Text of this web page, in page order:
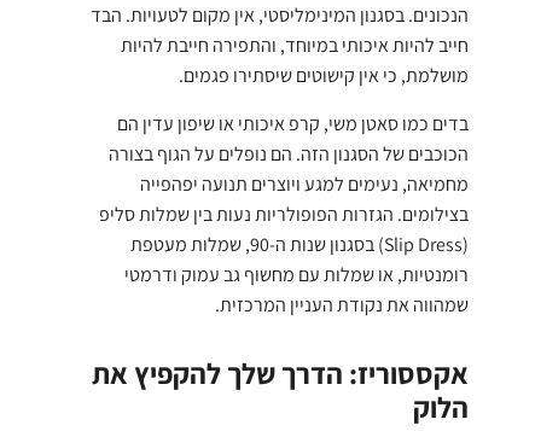
הנכונים. בסגנון המינימליסטי, אין מקום לטעויות. הבד
חייב להיות איכותי במיוחד, והתפירה חייבת להיות
מושלמת, כי אין קישוטים שיסתירו פגמים.
בדים כמו סאטן משי, קרפ איכותי או שיפון עדין הם
הכוכבים של הסגנון הזה. הם נופלים על הגוף בצורה
מחמיאה, נעימים למגע ויוצרים תנועה יפהפייה
בצילומים. הגזרות הפופולריות נעות בין שמלות סליפ
(Slip Dress) בסגנון שנות ה-90, שמלות מעטפת
רומנטיות, או שמלות עם מחשוף גב עמוק ודרמטי
שמהווה את נקודת העניין המרכזית.
אקססוריז: הדרך שלך להקפיץ את
הלוק